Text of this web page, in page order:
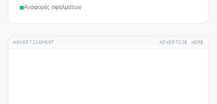
Αναφορές σφαλμάτων
ADVERTISEMENT ADVERTISE HERE